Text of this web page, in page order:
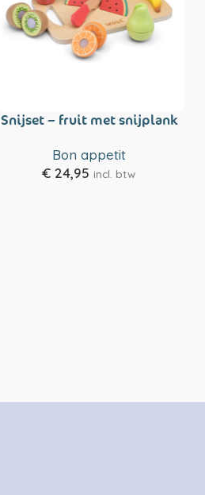
Snijset – fruit met snijplank
Bon appetit
€ 24,95 incl. btw